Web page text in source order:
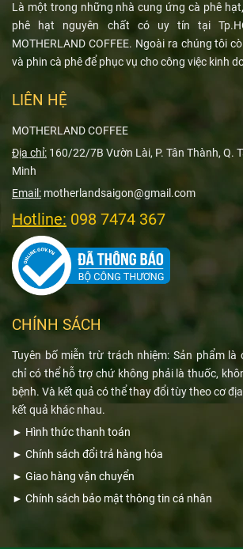
Là một trong những nhà cung ứng cà phê
phê hạt nguyên chất có uy tín tại
MOTHERLAND COFFEE. Ngoài ra chúng tôi
và phin cà phê để phục vụ cho công việc kinh
LIÊN HỆ
MOTHERLAND COFFEE
Địa chỉ: 160/22/7B Vườn Lài, P. Tân Thành, Q.
Minh
Email: motherlandsaigon@gmail.com
Hotline: 098 7474 367
CHÍNH SÁCH
Tuyên bố miễn trừ trách nhiệm: Sản phẩm là
chỉ có thể hỗ trợ chứ không phải là thuốc,
bệnh. Và kết quả có thể thay đổi tùy theo cơ
kết quả khác nhau.
► Hình thức thanh toán
► Chính sách đổi trả hàng hóa
► Giao hàng vận chuyển
► Chính sách bảo mật thông tin cá nhân